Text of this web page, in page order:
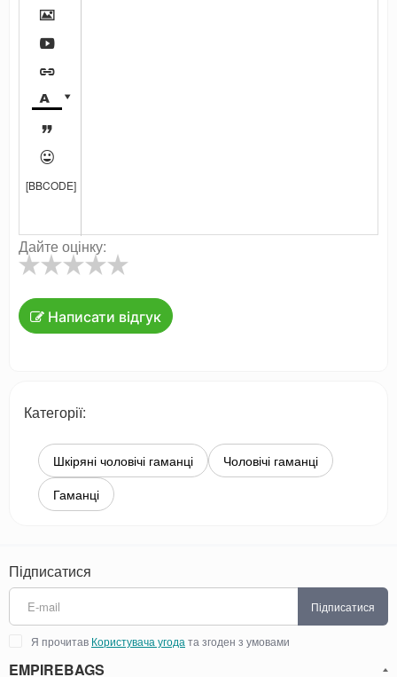







[BBCODE]
Дайте оцінку:
Написати відгук
Категорії:
Шкіряні чоловічі гаманці
Чоловічі гаманці
Гаманці
Підписатися
Підписатися
Я прочитав Користувача угода та згоден з умовами
EMPIREBAGS